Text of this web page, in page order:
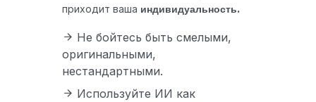
приходит ваша индивидуальность.
Не бойтесь быть смелыми,
оригинальными,
нестандартными.
Используйте ИИ как